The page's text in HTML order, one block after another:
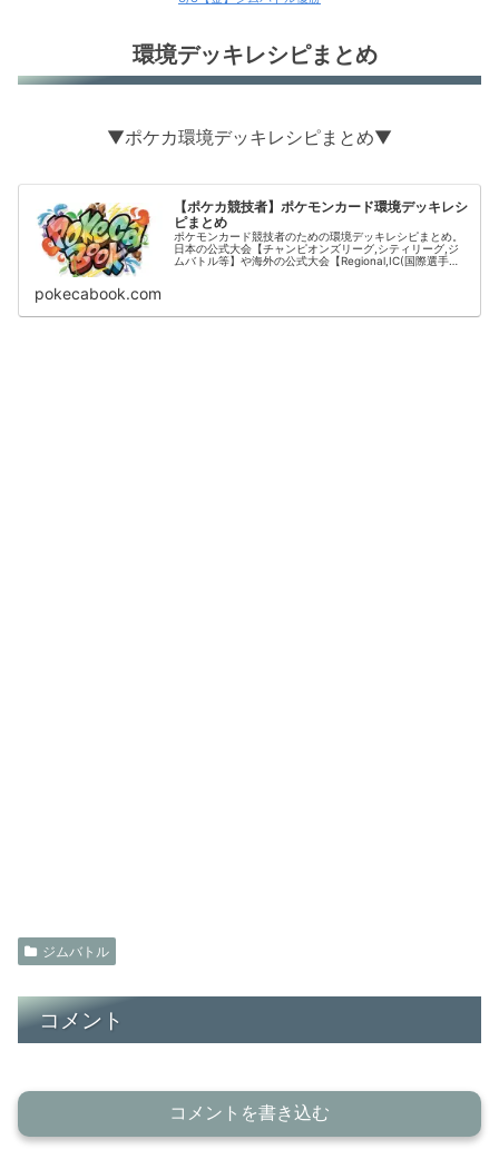
環境デッキレシピまとめ
▼ポケカ環境デッキレシピまとめ▼
【ポケカ競技者】ポケモンカード環境デッキレシ
ピまとめ
ポケモンカード競技者のための環境デッキレシピまとめ。
日本の公式大会【チャンピオンズリーグ,シティリーグ,ジ
ムバトル等】や海外の公式大会【Regional,IC(国際選手
pokecabook.com
ジムバトル
コメント
コメントを書き込む